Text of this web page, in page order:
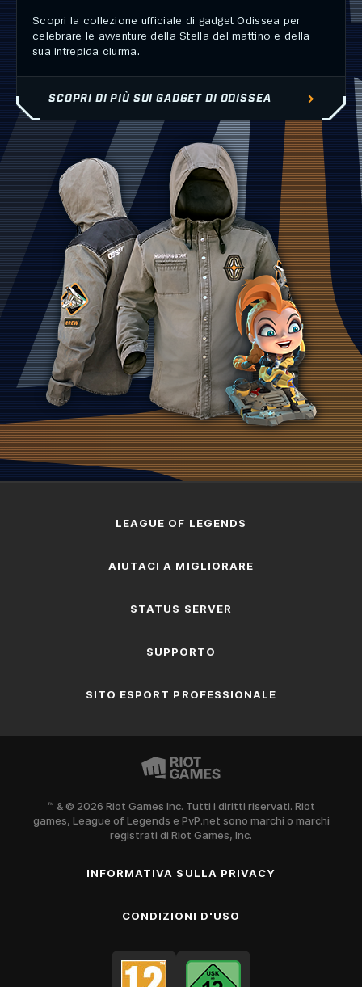
Scopri la collezione ufficiale di gadget Odissea per
celebrare le avventure della Stella del mattino e della
sua intrepida ciurma.
SCOPRI DI PIÙ SUI GADGET DI ODISSEA
LEAGUE OF LEGENDS
AIUTACI A MIGLIORARE
STATUS SERVER
SUPPORTO
SITO ESPORT PROFESSIONALE
™ & © 2026 Riot Games Inc. Tutti i diritti riservati. Riot
games, League of Legends e PvP.net sono marchi o marchi
registrati di Riot Games, Inc.
INFORMATIVA SULLA PRIVACY
CONDIZIONI D'USO